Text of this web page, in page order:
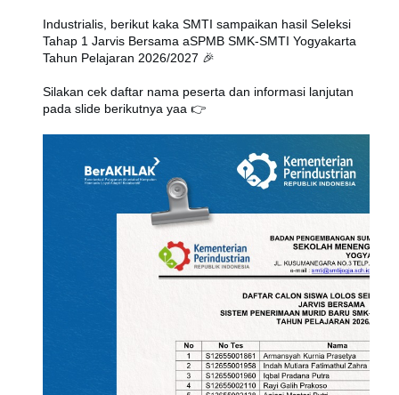
Industrialis, berikut kaka SMTI sampaikan hasil Seleksi
Tahap 1 Jarvis Bersama aSPMB SMK-SMTI Yogyakarta
Tahun Pelajaran 2026/2027 🎉
Silakan cek daftar nama peserta dan informasi lanjutan
pada slide berikutnya yaa 👉